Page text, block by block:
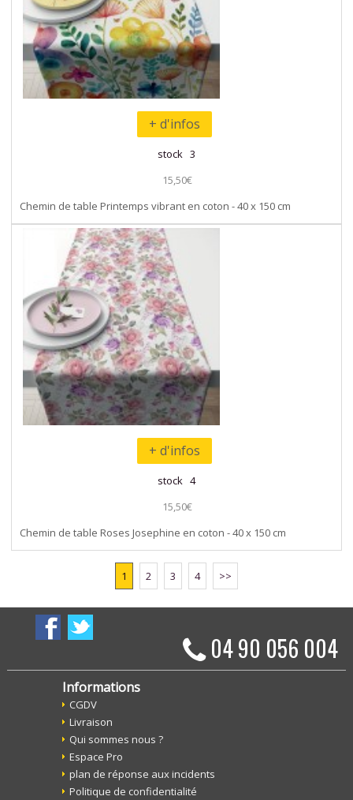
+ d'infos
stock 3
15,50€
Chemin de table Printemps vibrant en coton - 40 x 150 cm
+ d'infos
stock 4
15,50€
Chemin de table Roses Josephine en coton - 40 x 150 cm
1 2 3 4 >>
04 90 056 004
Informations
CGDV
Livraison
Qui sommes nous ?
Espace Pro
plan de réponse aux incidents
Politique de confidentialité